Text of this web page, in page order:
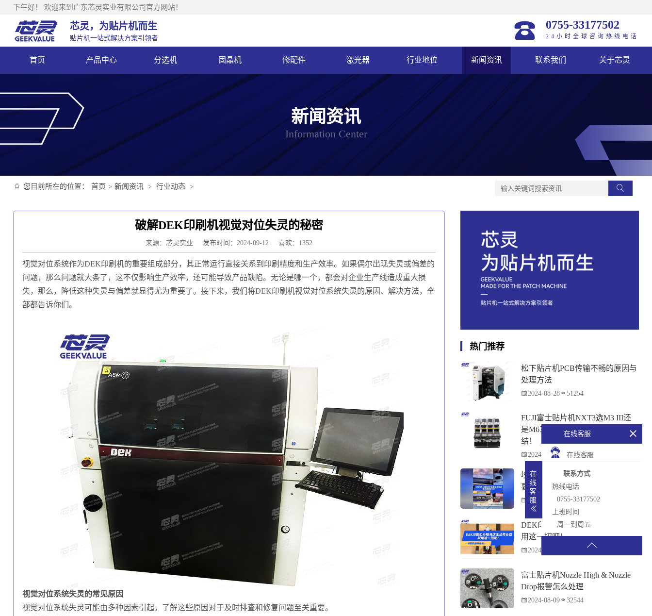
下午好！ 欢迎来到广东芯灵实业有限公司官方网站！
芯灵，为贴片机而生
贴片机一站式解决方案引领者
0755-33177502
24小时全球咨询热线电话
首页 产品中心 分选机 固晶机 修配件 激光器 行业地位 新闻资讯 联系我们 关于芯灵
新闻资讯
Information Center
您目前所在的位置： 首页 > 新闻资讯 > 行业动态 >
破解DEK印刷机视觉对位失灵的秘密
来源：芯灵实业 发布时间：2024-09-12 喜欢：1352
视觉对位系统作为DEK印刷机的重要组成部分，其正常运行直接关系到印刷精度和生产效率。如果偶尔出现失灵或偏差的
问题，那么问题就大条了，这不仅影响生产效率，还可能导致产品缺陷。无论是哪一个，都会对企业生产线造成重大损
失，那么，降低这种失灵与偏差就显得‌尤为重要了。接下来，我们将DEK印刷机视觉对位系统失灵的原因、解决方法，全
部都告诉你们。
视觉对位系统失灵的常见原因
视觉对位系统失灵可能由多种因素引起，了解这些原因对于及时排查和修复问题至关重要。
热门推荐
松下贴片机PCB传输不畅的原因与
处理方法
2024-08-28 51254
FUJI富士贴片机NXT3选M3 III还
是M6三代机？看完这篇告别纠
结！
2024-07-19 36978
埃萨ERSA回流炉深度保养，到底
要做哪些工作？
2024-08-12 35245
DEK印刷机升降马达无法带负载就
用这一招吧！
2024-08-05
富士贴片机Nozzle High & Nozzle
Drop报警怎么处理
2024-08-09 32544
在线客服
在线客服
联系方式
热线电话
0755-33177502
上班时间
周一到周五
在
线
客
服